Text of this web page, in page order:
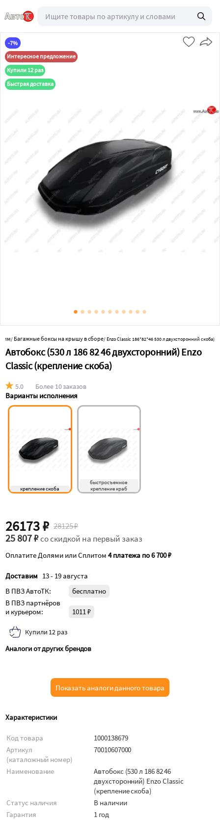
-7%
Интересное предложение
Купили 12 раз
Быстрая доставка
ним/ Багажные боксы на крышу в сборе/ Enzo Classic 186*82*46 530 л двухсторонний скоба)
Автобокс (530 л 186 82 46 двухсторонний) Enzo
Classic (крепление скоба)
5.0 Более 10 заказов
Варианты исполнения
крепление скоба
быстросъемное
крепление краб
26173 ₽ 28125 ₽
25 807 ₽со скидкой на первый заказ
Оплатите Долями или Сплитом4 платежа по 6 700 ₽
Доставим 13 - 19 августа
В ПВЗ АвтоТК:
бесплатно
В ПВЗ партнёров
и курьером:
1011 ₽
Купили 12 раз
Аналоги от других брендов
Показать аналоги данного товара
Характеристики
Код товара
1000138679
Артикул
(каталожный номер)
70010607000
Наименование
Автобокс (530 л 186 82 46
двухсторонний) Enzo Classic
(крепление скоба)
Статус наличия
В наличии
Гарантия
1 год